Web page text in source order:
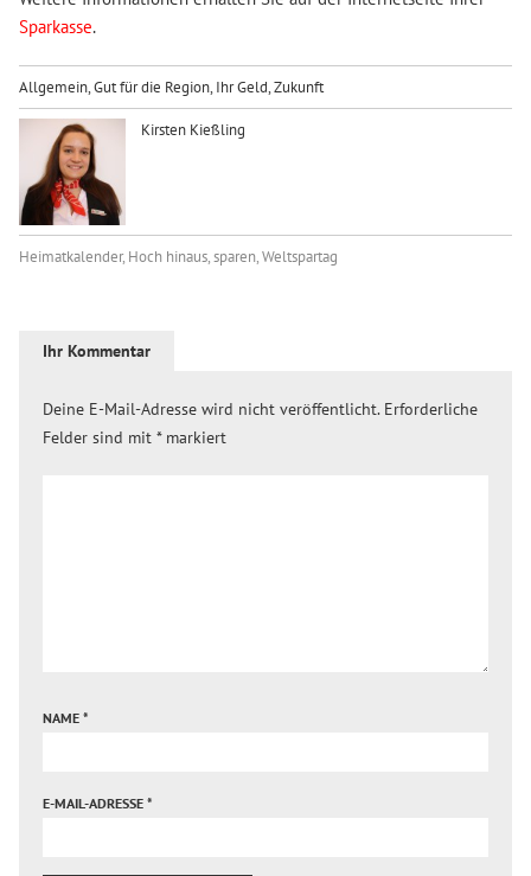
Sparkasse.
Allgemein,Gut für die Region, Ihr Geld,Zukunft
Kirsten Kießling
Heimatkalender, Hoch hinaus,sparen,Weltspartag
Ihr Kommentar
Deine E-Mail-Adresse wird nicht veröffentlicht. Erforderliche
Felder sind mit *markiert
NAME *
E-MAIL-ADRESSE *